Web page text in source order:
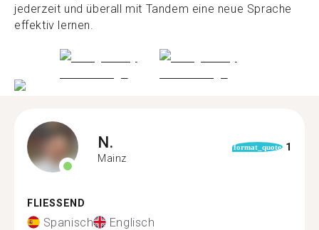
jederzeit und überall mit Tandem eine neue Sprache
effektiv lernen.
N.
Mainz
format_quote 1
FLIESSEND
Spanisch Englisch